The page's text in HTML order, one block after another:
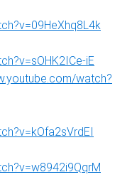
iE
watch?